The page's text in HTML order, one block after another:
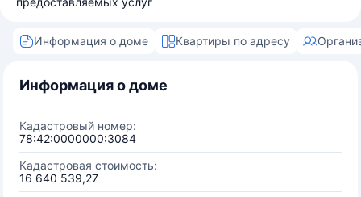
Информация о доме Квартиры по адресу
Информация о доме
Кадастровый номер:
78:42:0000000:3084
Кадастровая стоимость:
16 640 539,27